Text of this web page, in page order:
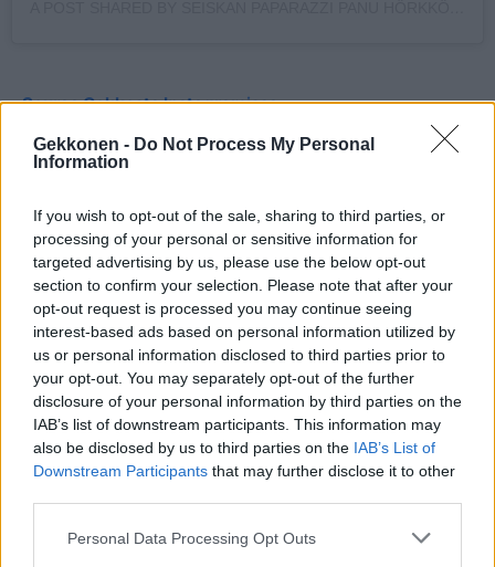
Gekkonen - Do Not Process My Personal
Information
If you wish to opt-out of the sale, sharing to third parties, or
processing of your personal or sensitive information for
targeted advertising by us, please use the below opt-out
section to confirm your selection. Please note that after your
opt-out request is processed you may continue seeing
interest-based ads based on personal information utilized by
us or personal information disclosed to third parties prior to
your opt-out. You may separately opt-out of the further
disclosure of your personal information by third parties on the
IAB’s list of downstream participants. This information may
also be disclosed by us to third parties on the IAB’s List of
Downstream Participants that may further disclose it to other
Personal Data Processing Opt Outs
Seuraa Gekkosta Instagramissa
Tagit Anniina Puonti Heikki Paasonen
Julkkikset
Kolmiodraama
Marita Karhunen
Paparazzikuva
Salasuhde
Kommenttiosio
Heräsikö ajatuksia? Kerro mielipiteesi.
sääntöihin.